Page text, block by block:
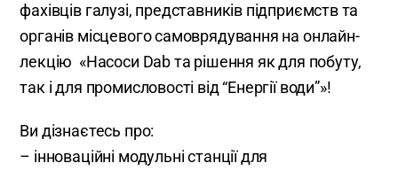
фахівців галузі, представників підприємств та
органів місцевого самоврядування на онлайн-
лекцію «Насоси Dab та рішення як для побуту,
так і для промисловості від “Енергії води”»!
Ви дізнаєтесь про:
– інноваційні модульні станції для